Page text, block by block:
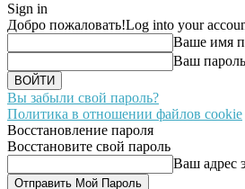
Sign in
Добро пожаловать!Log into your
Ваше имя
Ваш пароль
Вы забыли свой пароль?
Политика в отношении файлов cookie
Восстановление пароля
Восстановите свой пароль
Ваш адрес